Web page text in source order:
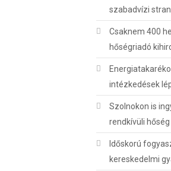
szabadvízi
Csaknem 400
hőségriadó
intézkedések
Szolnokon is
rendkívüli
Időskorú
kereskedelmi